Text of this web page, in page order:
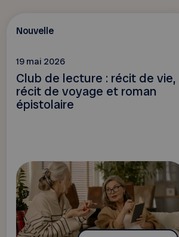
Nouvelle
19 mai 2026
Club de lecture : récit de vie,
récit de voyage et roman
épistolaire